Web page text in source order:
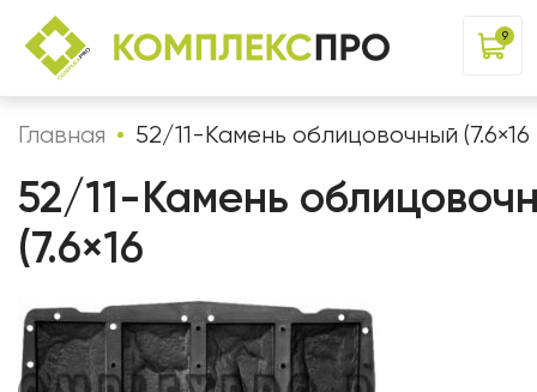
9
Главная 52/11-Камень облицовочный (7.6×16
52/11-Камень
(7.6×16